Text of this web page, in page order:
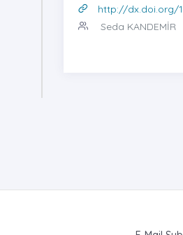
http://dx.doi.org/
Seda KANDEMİR